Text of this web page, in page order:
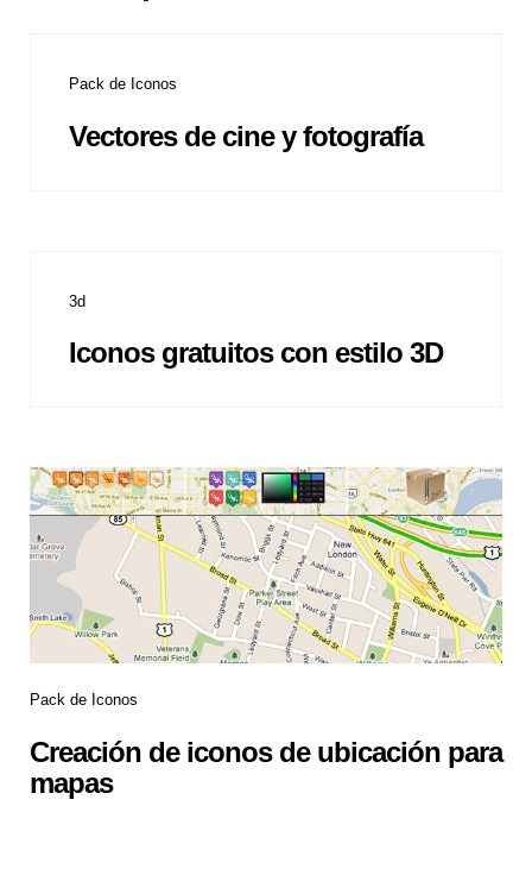
Pack de Iconos
Vectores de cine y fotografía
3d
Iconos gratuitos con estilo 3D
Pack de Iconos
Creación de iconos de ubicación para
mapas